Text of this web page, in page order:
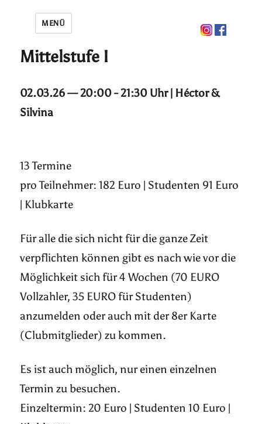
MENÜ
Mittelstufe I
02.03.26 — 20:00 - 21:30 Uhr | Héctor &
Silvina
13 Termine
pro Teilnehmer: 182 Euro | Studenten 91 Euro
| Klubkarte
Für alle die sich nicht für die ganze Zeit
verpflichten können gibt es nach wie vor die
Möglichkeit sich für 4 Wochen (70 EURO
Vollzahler, 35 EURO für Studenten)
anzumelden oder auch mit der 8er Karte
(Clubmitglieder) zu kommen.
Es ist auch möglich, nur einen einzelnen
Termin zu besuchen.
Einzeltermin: 20 Euro | Studenten 10 Euro |